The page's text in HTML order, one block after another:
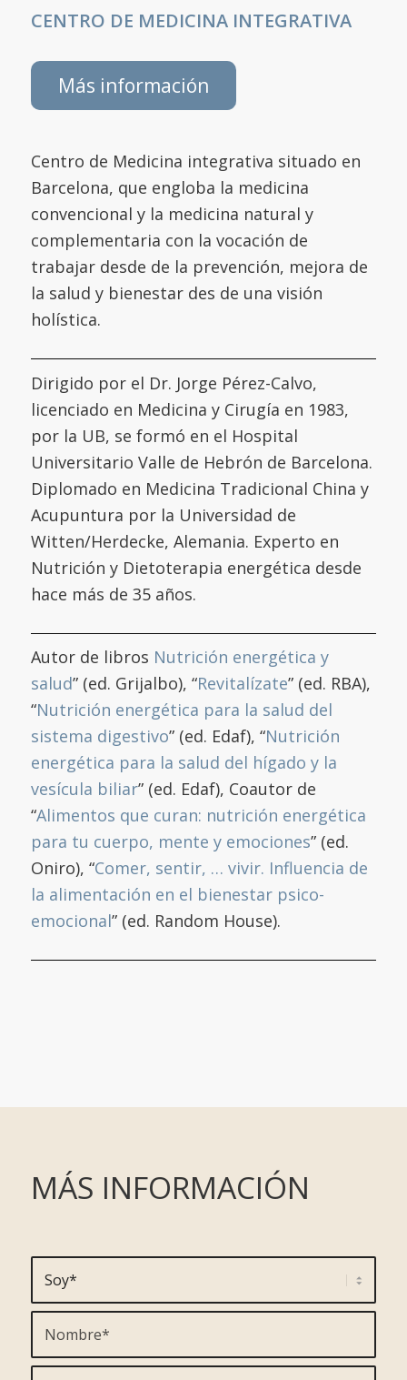
CENTRO DE MEDICINA INTEGRATIVA
Más información
Centro de Medicina integrativa situado en
Barcelona, que engloba la medicina
convencional y la medicina natural y
complementaria con la vocación de
trabajar desde de la prevención, mejora de
la salud y bienestar des de una visión
holística.
Dirigido por el Dr. Jorge Pérez-Calvo,
licenciado en Medicina y Cirugía en 1983,
por la UB, se formó en el Hospital
Universitario Valle de Hebrón de Barcelona.
Diplomado en Medicina Tradicional China y
Acupuntura por la Universidad de
Witten/Herdecke, Alemania. Experto en
Nutrición y Dietoterapia energética desde
hace más de 35 años.
Autor de libros Nutrición energética y
salud” (ed. Grijalbo), “Revitalízate” (ed. RBA),
“Nutrición energética para la salud del
sistema digestivo” (ed. Edaf), “Nutrición
energética para la salud del hígado y la
vesícula biliar” (ed. Edaf), Coautor de
“Alimentos que curan: nutrición energética
para tu cuerpo, mente y emociones” (ed.
Oniro), “Comer, sentir, … vivir. Influencia de
la alimentación en el bienestar psico-
emocional” (ed. Random House).
MÁS INFORMACIÓN